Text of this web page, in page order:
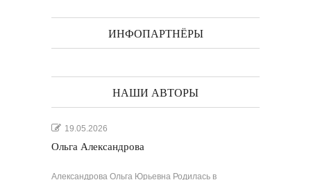
ИНФОПАРТНЁРЫ
НАШИ АВТОРЫ
19.05.2026
Ольга Александрова
Александрова Ольга Юрьевна Родилась в